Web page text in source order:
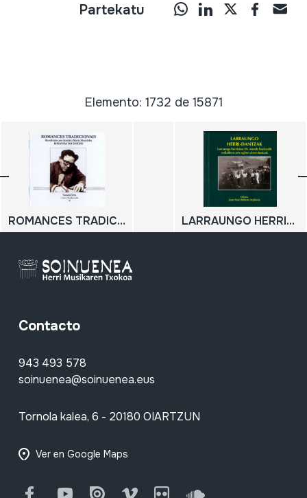
Partekatu
Elemento: 1732 de 15871
ROMANCES TRADICIONAIS; Recolhidos por António Maria Mourinho; MIRANDA DO DOURO LARRAUNGO HERRI-DANTZAK; Larraungo herrietan XX. mende hasieratik erdialdera arte egiten ziren dantzak
Contacto
943 493 578
soinuenea@soinuenea.eus
Tornola kalea, 6 - 20180 OIARTZUN
Ver en Google Maps
FacebookYoutube Issuu Vimeo Flickr SoundCloud